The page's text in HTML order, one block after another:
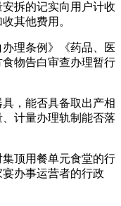
拆的记实向用户计收
其他费用。
理条例》《药品、医
物告白审查办理暂行
，能否具备取出产相
计量办理轨制能否落
顶用餐单元食堂的行
办事运营者的行政